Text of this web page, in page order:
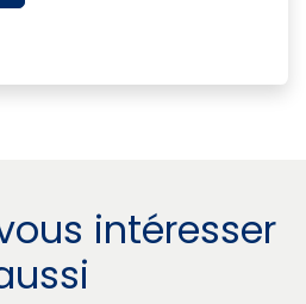
intéresser